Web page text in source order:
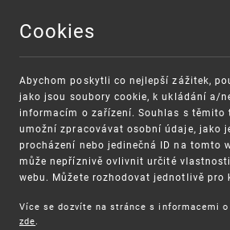
VAROVÁNÍ
Finanční podpora
Cookies
Abychom poskytli co nejlepší zážitek,
jako jsou soubory cookie, k ukládání a/
informacím o zařízení. Souhlas s těmito
umožní zpracovávat osobní údaje, jako
procházení nebo jedinečná ID na tomto
může nepříznivě ovlivnit určité
webu. Můžete rozhodovat jednotlivě pro
Více se dozvíte na stránce s informacemi
zde.